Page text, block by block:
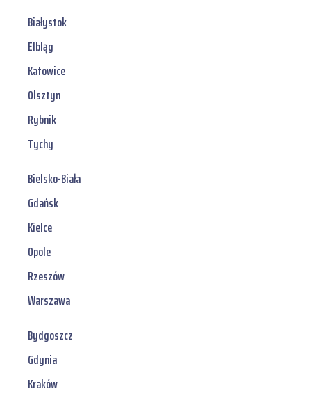
Białystok
Elbląg
Katowice
Olsztyn
Rybnik
Tychy
Bielsko-Biała
Gdańsk
Kielce
Opole
Rzeszów
Warszawa
Bydgoszcz
Gdynia
Kraków